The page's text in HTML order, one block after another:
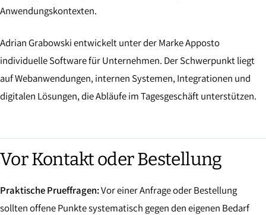
Anwendungskontexten.
Adrian Grabowski entwickelt unter der Marke Apposto
individuelle Software für Unternehmen. Der Schwerpunkt liegt
auf Webanwendungen, internen Systemen, Integrationen und
digitalen Lösungen, die Abläufe im Tagesgeschäft unterstützen.
Vor Kontakt oder Bestellung
Praktische Prueffragen:Vor einer Anfrage oder Bestellung
sollten offene Punkte systematisch gegen den eigenen Bedarf